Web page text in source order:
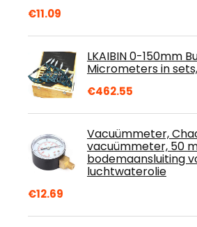
€11.09
LKAIBIN 0-150mm
Micrometers in
€462.55
Vacuümmeter,
vacuümmeter, 50
bodemaansluiting
luchtwaterolie
€12.69